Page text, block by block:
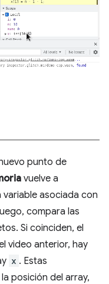
punto de
vuelve a
variable asociada con
compara las
Si coinciden, el
video anterior, hay
x . Estas
posición del array,